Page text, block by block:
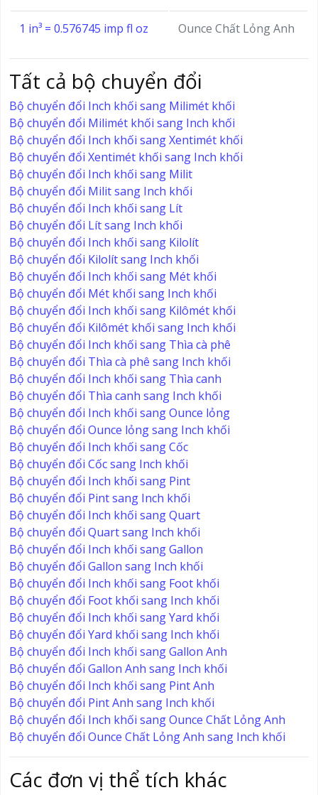
1 in³ = 0.576745 imp fl oz Ounce Chất Lỏng Anh
Tất cả bộ chuyển đổi
Bộ chuyển đổi Inch khối sang Milimét khối
Bộ chuyển đổi Milimét khối sang Inch khối
Bộ chuyển đổi Inch khối sang Xentimét khối
Bộ chuyển đổi Xentimét khối sang Inch khối
Bộ chuyển đổi Inch khối sang Milit
Bộ chuyển đổi Milit sang Inch khối
Bộ chuyển đổi Inch khối sang Lít
Bộ chuyển đổi Lít sang Inch khối
Bộ chuyển đổi Inch khối sang Kilolít
Bộ chuyển đổi Kilolít sang Inch khối
Bộ chuyển đổi Inch khối sang Mét khối
Bộ chuyển đổi Mét khối sang Inch khối
Bộ chuyển đổi Inch khối sang Kilômét khối
Bộ chuyển đổi Kilômét khối sang Inch khối
Bộ chuyển đổi Inch khối sang Thìa cà phê
Bộ chuyển đổi Thìa cà phê sang Inch khối
Bộ chuyển đổi Inch khối sang Thìa canh
Bộ chuyển đổi Thìa canh sang Inch khối
Bộ chuyển đổi Inch khối sang Ounce lỏng
Bộ chuyển đổi Ounce lỏng sang Inch khối
Bộ chuyển đổi Inch khối sang Cốc
Bộ chuyển đổi Cốc sang Inch khối
Bộ chuyển đổi Inch khối sang Pint
Bộ chuyển đổi Pint sang Inch khối
Bộ chuyển đổi Inch khối sang Quart
Bộ chuyển đổi Quart sang Inch khối
Bộ chuyển đổi Inch khối sang Gallon
Bộ chuyển đổi Gallon sang Inch khối
Bộ chuyển đổi Inch khối sang Foot khối
Bộ chuyển đổi Foot khối sang Inch khối
Bộ chuyển đổi Inch khối sang Yard khối
Bộ chuyển đổi Yard khối sang Inch khối
Bộ chuyển đổi Inch khối sang Gallon Anh
Bộ chuyển đổi Gallon Anh sang Inch khối
Bộ chuyển đổi Inch khối sang Pint Anh
Bộ chuyển đổi Pint Anh sang Inch khối
Bộ chuyển đổi Inch khối sang Ounce Chất Lỏng Anh
Bộ chuyển đổi Ounce Chất Lỏng Anh sang Inch khối
Các đơn vị thể tích khác